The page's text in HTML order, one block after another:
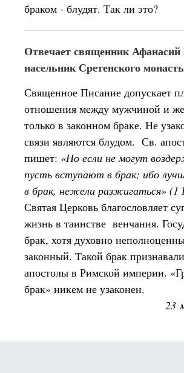
браком - блудят. Так ли это?
Отвечает священник Афанасий
насельник Сретенского
Священное Писание допускает
отношения между мужчиной и
только в законном браке. Не
связи являются блудом. Св.
пишет: «Но если не могут
пусть вступают в брак; ибо
в брак, нежели разжигаться» (1
Святая Церковь благословляет
жизнь в таинстве венчания.
брак, хотя духовно
законный. Такой брак
апостолы в Римской империи.
брак» никем не узаконен.
23